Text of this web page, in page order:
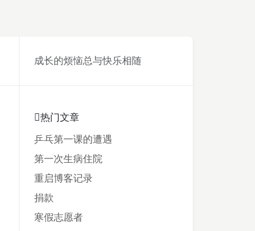
成长的烦恼总与快乐相随
热门文章
乒乓第一课的遭遇
第一次生病住院
重启博客记录
捐款
寒假志愿者